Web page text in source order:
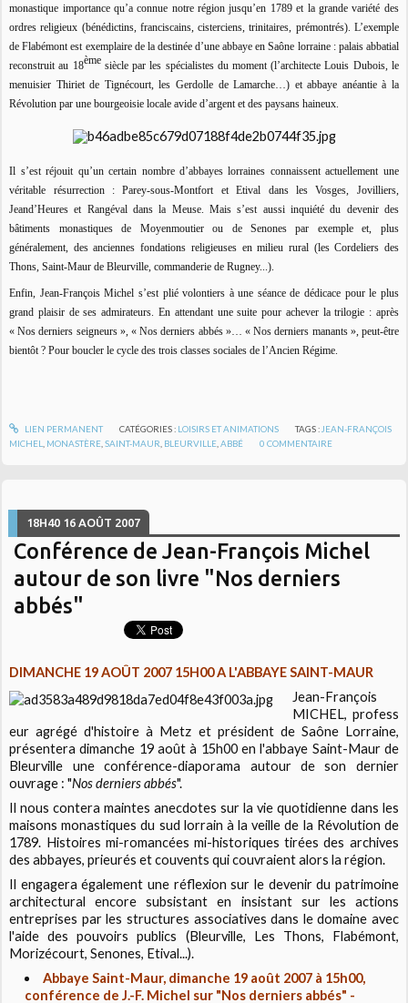
monastique importance qu’a connue notre région jusqu’en 1789 et la grande variété des
ordres religieux (bénédictins, franciscains, cisterciens, trinitaires, prémontrés). L’exemple
de Flabémont est exemplaire de la destinée d’une abbaye en Saône lorraine : palais abbatial
reconstruit au 18èmesiècle par les spécialistes du moment (l’architecte Louis Dubois, le
menuisier Thiriet de Tignécourt, les Gerdolle de Lamarche…) et abbaye anéantie à la
Révolution par une bourgeoisie locale avide d’argent et des paysans haineux.
Il s’est réjouit qu’un certain nombre d’abbayes lorraines connaissent actuellement une
véritable résurrection : Parey-sous-Montfort et Etival dans les Vosges, Jovilliers,
Jeand’Heures et Rangéval dans la Meuse. Mais s’est aussi inquiété du devenir des
bâtiments monastiques de Moyenmoutier ou de Senones par exemple et, plus
généralement, des anciennes fondations religieuses en milieu rural (les Cordeliers des
Thons, Saint-Maur de Bleurville, commanderie de Rugney...).
Enfin, Jean-François Michel s’est plié volontiers à une séance de dédicace pour le plus
grand plaisir de ses admirateurs. En attendant une suite pour achever la trilogie : après
« Nos derniers seigneurs », « Nos derniers abbés »… « Nos derniers manants », peut-être
bientôt ? Pour boucler le cycle des trois classes sociales de l’Ancien Régime.
LIEN PERMANENT CATÉGORIES : LOISIRS ET ANIMATIONS TAGS : JEAN-FRANÇOIS
MICHEL
MONASTÈRE ,SAINT-MAUR BLEURVILLE ,ABBÉ 0 COMMENTAIRE
18H40 16 AOÛT 2007
Conférence de Jean-François Michel
autour de son livre "Nos derniers
abbés"
DIMANCHE 19 AOÛT 2007 15H00 A L'ABBAYE SAINT-MAUR
Jean-François
MICHEL, profess
eur agrégé d'histoire à Metz et président de Saône Lorraine,
présentera dimanche 19 août à 15h00 en l'abbaye Saint-Maur de
Bleurville une conférence-diaporama autour de son dernier
ouvrage : "Nos derniers abbés".
Il nous contera maintes anecdotes sur la vie quotidienne dans les
maisons monastiques du sud lorrain à la veille de la Révolution de
1789. Histoires mi-romancées mi-historiques tirées des archives
des abbayes, prieurés et couvents qui couvraient alors la région.
Il engagera également une réflexion sur le devenir du patrimoine
architectural encore subsistant en insistant sur les actions
entreprises par les structures associatives dans le domaine avec
l'aide des pouvoirs publics (Bleurville, Les Thons, Flabémont,
Morizécourt, Senones, Etival...).
Abbaye Saint-Maur, dimanche 19 août 2007 à 15h00,
conférence de J.-F. Michel sur "Nos derniers abbés" -